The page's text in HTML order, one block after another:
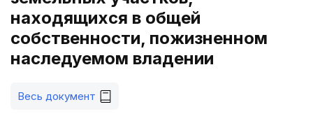
находящихся в общей
собственности, пожизненном
наследуемом владении
Весь документ